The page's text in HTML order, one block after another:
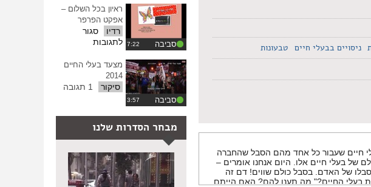
ניסויים בבעלי חיים טבעונות
חיים שעבור כל אחד מהם הסבל שהחברה
של בעלי חיים אלו. היום אנחנו אומרים –
של האדם. בסבל כולם שווים! דם זה
בעלי החיים?" מה תענו להם? האם הייתם
בבג"צ
בפרשת
"אדום
אדום"
סביבה
ראיון בכל השלום –
אפקט הפרפר
רדיו
סגור
לתגובותעל
בכל
–
סביבה
מצעד בעלי החיים
2014
סיקור 1 תגובה
מבחר הסדרות שלנו